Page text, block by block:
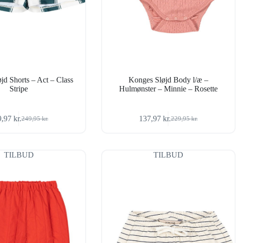
Shorts – Act – Class
Stripe
249,95kr.
Den
249,95 kr..
kr.Den
149,97 kr..
Konges Sløjd Body l/æ –
Hulmønster – Minnie – Rosette
229,95kr.
Den
229,95 kr..
137,97 kr.Den
137,97 kr..
TILBUD TILBUD